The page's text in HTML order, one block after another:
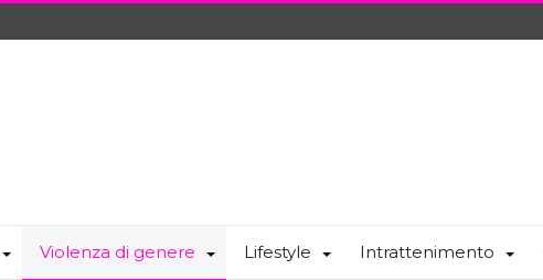
Violenza di genere Lifestyle Intrattenimento